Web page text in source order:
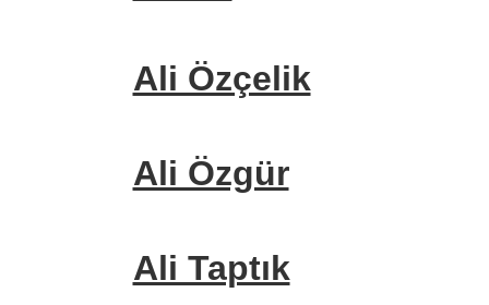
Ali Özçelik
Ali Özgür
Ali Taptık